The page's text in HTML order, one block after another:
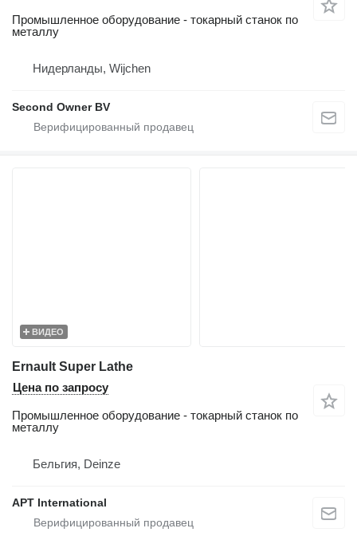
Промышленное оборудование - токарный станок по
металлу
Нидерланды, Wijchen
Second Owner BV
ВИДЕО
Ernault Super Lathe
Цена по запросу
Промышленное оборудование - токарный станок по
металлу
Бельгия, Deinze
APT International